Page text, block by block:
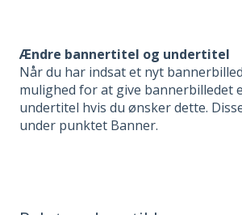
Ændre bannertitel og undertitel
Når du har indsat et nyt
mulighed for at give bannerbilledet
undertitel hvis du ønsker dette.
under punktet Banner.